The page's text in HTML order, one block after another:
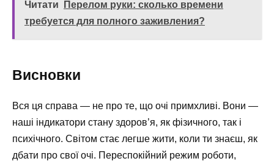
Читати
Перелом руки: сколько времени
требуется для полного заживления?
Висновки
Вся ця справа — не про те, що очі примхливі. Вони —
наші індикатори стану здоров’я, як фізичного, так і
психічного. Світом стає легше жити, коли ти знаєш, як
дбати про свої очі. Переспокійний режим роботи,